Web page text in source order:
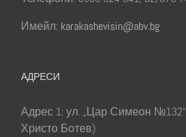
Имейл: karakashevisin@abv.bg
АДРЕСИ
Адрес 1: ул. „Цар Симеон
Христо Ботев)